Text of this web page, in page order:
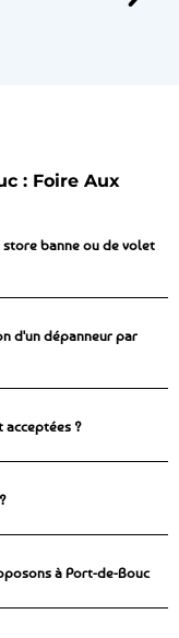
: Foire Aux
banne ou de volet
d'un dépanneur par
acceptées ?
à Port-de-Bouc